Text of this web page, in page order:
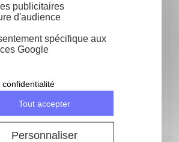
publicitaires
d'audience
spécifique aux
Google
Tout accepter
Personnaliser
confidentialité
Graeffe 1 kilo
4.9/5-
31avis